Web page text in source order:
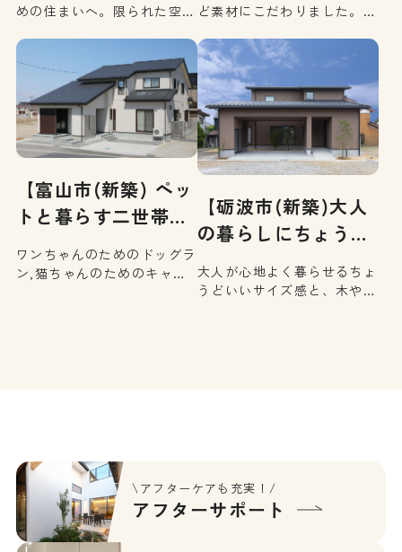
めの住まいへ。限られた空間
りは暮らしに合わせて再構
成。明るさ、動線、収納計
画、デザインにこだわった設
計で、アパートだったとは思
えないほど心地よい住まいへ
と生まれ変わりました。
ど素材にこだわりました。シ
明や間接照明、ポイントクロ
スがほどよくアクセントとな
っています。水盤のある中庭
など、外部空間も素敵に演出
し、水の癒しと四季の風情を
感じられるお住まいです。
【富山市(新築) ペッ
トと暮らす二世帯
対…
ワンちゃんのためのドッグラ
ン,猫ちゃんのためのキャッ
【砺波市(新築)大人
の暮らしにちょうど
い…
大人が心地よく暮らせるちょ
うどいいサイズ感と、木や素
\アフターケアも充実！/
アフターサポート